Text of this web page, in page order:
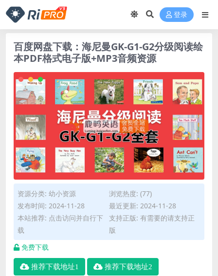
登录
百度网盘下载：海尼曼GK-G1-G2分级阅读绘
本PDF格式电子版+MP3音频资源
资源分类: 幼小资源
浏览热度: (77)
发布时间: 2024-11-28
最近更新: 2024-11-28
本站推荐: 点击访问并自行下
载
支持正版: 有需要的请支持正
版
免费下载
推荐下载地址1 推荐下载地址2